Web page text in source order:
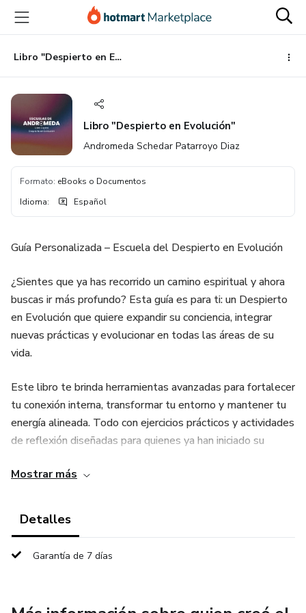
principal
página
de
página
Libro "Despierto en Evolución"
Libro "Despierto en Evolución"
Andromeda Schedar Patarroyo Diaz
Formato: eBooks o Documentos
Idioma: Español
Guía Personalizada – Escuela del Despierto en Evolución
¿Sientes que ya has recorrido un camino espiritual y ahora
buscas ir más profundo? Esta guía es para ti: un Despierto
en Evolución que quiere expandir su conciencia, integrar
nuevas prácticas y evolucionar en todas las áreas de su
vida.
Este libro te brinda herramientas avanzadas para fortalecer
tu conexión interna, transformar tu entorno y mantener tu
energía alineada. Todo con ejercicios prácticos y actividades
de reflexión diseñadas para quienes ya han iniciado su
- Una visión clara de tu perfil y tu nivel de conciencia actual.
- Herramientas para profundizar en tu crecimiento
Mostrar más
Detalles
Garantía de 7 días